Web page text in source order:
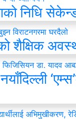
निधि
शैक्षिक